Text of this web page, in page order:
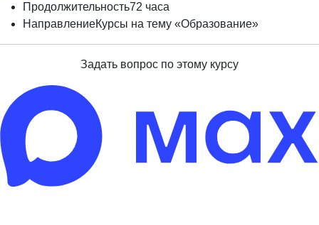
Продолжительность72 часа
НаправлениеКурсы на тему «Образование»
Задать вопрос по этому курсу